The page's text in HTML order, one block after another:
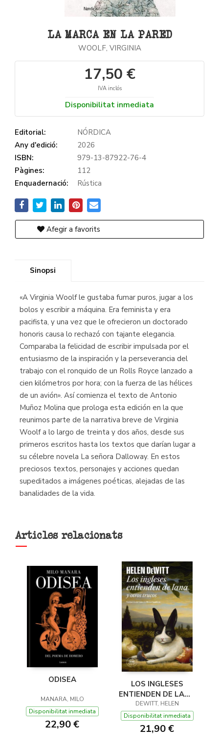
LA MARCA EN LA PARED
WOOLF, VIRGINIA
17,50 €
IVA inclós
Disponibilitat inmediata
Editorial:
NÓRDICA
Any d'edició:
2026
ISBN:
979-13-87922-76-4
Pàgines:
112
Enquadernació:
Rústica
Afegir a favorits
Sinopsi
«A Virginia Woolf le gustaba fumar puros, jugar a los
bolos y escribir a máquina. Era feminista y era
pacifista, y una vez que le ofrecieron un doctorado
honoris causa lo rechazó con tajante elegancia.
Comparaba la felicidad de escribir impulsada por el
entusiasmo de la inspiración y la perseverancia del
trabajo con el ronquido de un Rolls Royce lanzado a
cien kilómetros por hora; con la fuerza de las hélices
de un avión». Así comienza el texto de Antonio
Muñoz Molina que prologa esta edición en la que
reunimos parte de la narrativa breve de Virginia
Woolf a lo largo de treinta y dos años, desde sus
primeros escritos hasta los textos que darían lugar a
su célebre novela La señora Dalloway. En estos
preciosos textos, personajes y acciones quedan
supeditados a imágenes poéticas, alejadas de las
banalidades de la vida.
Articles relacionats
ODISEA
MANARA, MILO
Disponibilitat inmediata
22,90 €
LOS INGLESES
ENTIENDEN DE LANA
(Y OTROS TRUCOS)
DEWITT, HELEN
Disponibilitat inmediata
21,90 €